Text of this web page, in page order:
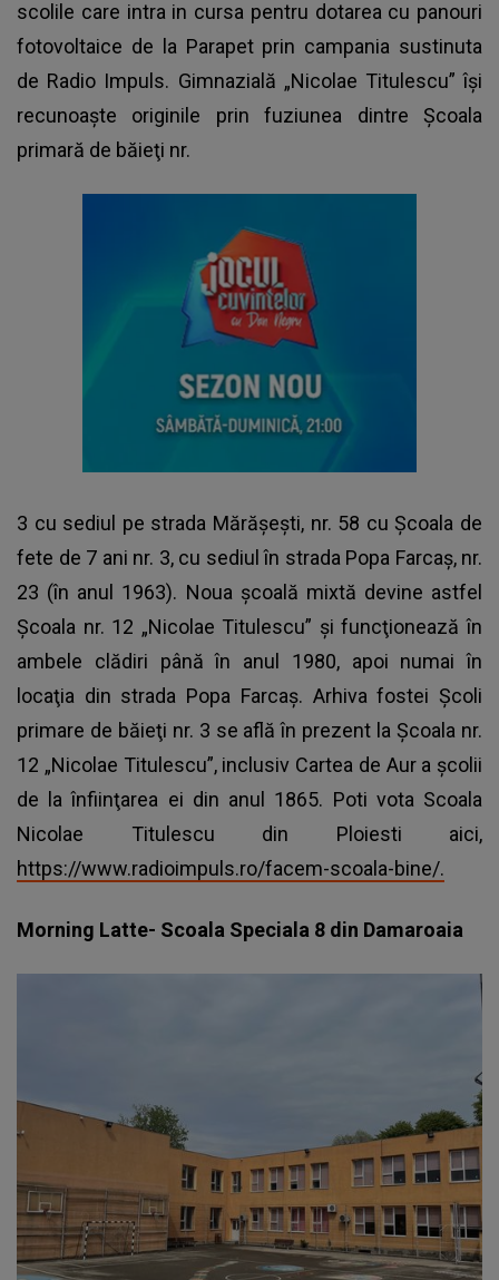
scolile care intra in cursa pentru dotarea cu panouri
fotovoltaice de la Parapet prin campania sustinuta
de Radio Impuls. Gimnazială „Nicolae Titulescu” își
recunoaște originile prin fuziunea dintre Şcoala
primară de băieţi nr.
3 cu sediul pe strada Mărăşeşti, nr. 58 cu Şcoala de
fete de 7 ani nr. 3, cu sediul în strada Popa Farcaş, nr.
23 (în anul 1963). Noua şcoală mixtă devine astfel
Şcoala nr. 12 „Nicolae Titulescu” şi funcţionează în
ambele clădiri până în anul 1980, apoi numai în
locaţia din strada Popa Farcaş. Arhiva fostei Şcoli
primare de băieţi nr. 3 se află în prezent la Şcoala nr.
12 „Nicolae Titulescu”, inclusiv Cartea de Aur a şcolii
de la înfiinţarea ei din anul 1865. Poti vota Scoala
Nicolae Titulescu din Ploiesti aici,
https://www.radioimpuls.ro/facem-scoala-bine/.
Morning Latte- Scoala Speciala 8 din Damaroaia